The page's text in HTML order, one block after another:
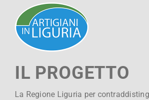
IL PROGETTO
La Regione Liguria per